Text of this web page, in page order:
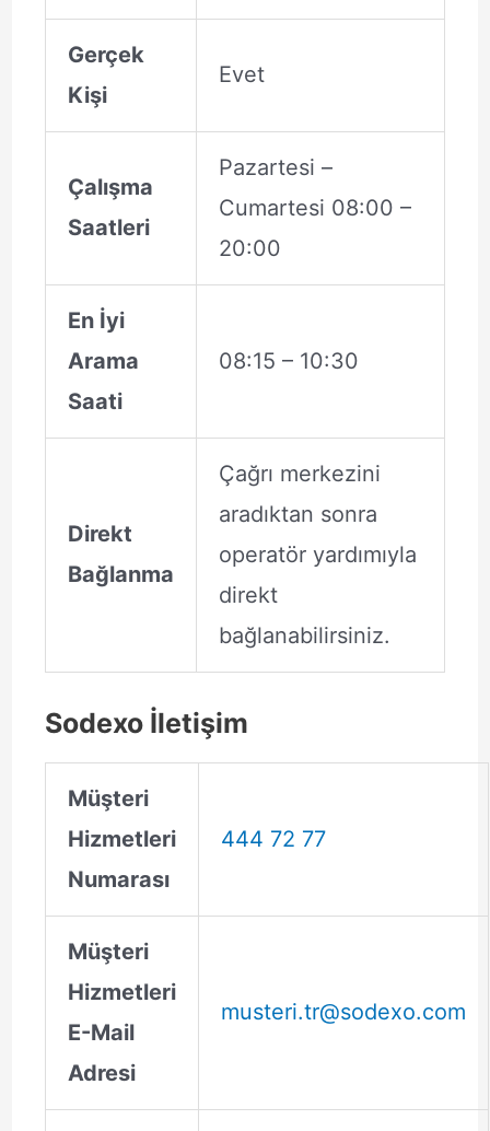
Gerçek
Kişi
Evet
Çalışma
Saatleri
Pazartesi –
Cumartesi 08:00 –
20:00
En İyi
Arama
Saati
08:15 – 10:30
Direkt
Bağlanma
Çağrı merkezini
aradıktan sonra
operatör yardımıyla
direkt
bağlanabilirsiniz.
Sodexo İletişim
Müşteri
Hizmetleri
Numarası
444 72 77
Müşteri
Hizmetleri
E-Mail
Adresi
musteri.tr@sodexo.com